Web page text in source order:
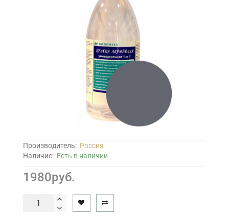
Производитель: Россия
Наличие: Есть в наличии
1980руб.